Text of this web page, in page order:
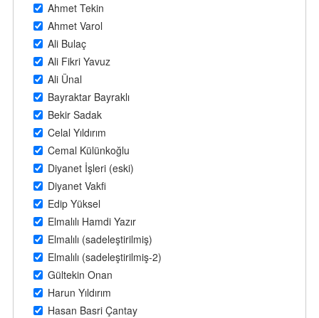
Ahmet Tekin
Ahmet Varol
Ali Bulaç
Ali Fikri Yavuz
Ali Ünal
Bayraktar Bayraklı
Bekir Sadak
Celal Yıldırım
Cemal Külünkoğlu
Diyanet İşleri (eski)
Diyanet Vakfi
Edip Yüksel
Elmalılı Hamdi Yazır
Elmalılı (sadeleştirilmiş)
Elmalılı (sadeleştirilmiş-2)
Gültekin Onan
Harun Yıldırım
Hasan Basri Çantay